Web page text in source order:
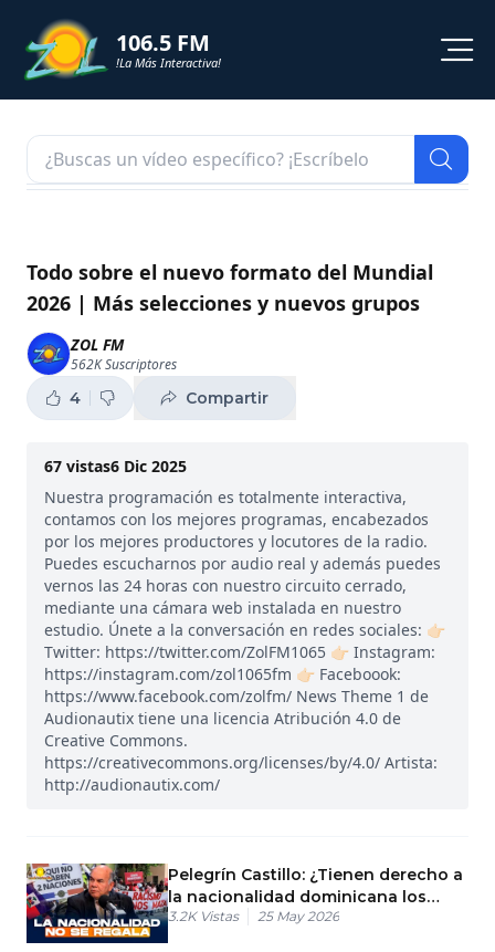
106.5 FM
!La Más Interactiva!
NOTICIAS
SHORTS
PODCAST
ZOL TV
Todo sobre el nuevo formato del Mundial
2026 | Más selecciones y nuevos grupos
ZOL FM
562KSuscriptores
4 Compartir
67 vistas6 Dic 2025
Nuestra programación es totalmente interactiva,
contamos con los mejores programas, encabezados
por los mejores productores y locutores de la radio.
Puedes escucharnos por audio real y además puedes
vernos las 24 horas con nuestro circuito cerrado,
mediante una cámara web instalada en nuestro
estudio. Únete a la conversación en redes sociales: 👉🏻
Twitter: https://twitter.com/ZolFM1065 👉🏻 Instagram:
https://instagram.com/zol1065fm 👉🏻 Faceboook:
https://www.facebook.com/zolfm/ News Theme 1 de
Audionautix tiene una licencia Atribución 4.0 de
Creative Commons.
https://creativecommons.org/licenses/by/4.0/ Artista:
http://audionautix.com/
Pelegrín Castillo: ¿Tienen derecho a
la nacionalidad dominicana los
hijos de haitianos?
3.2K Vistas 25 May 2026